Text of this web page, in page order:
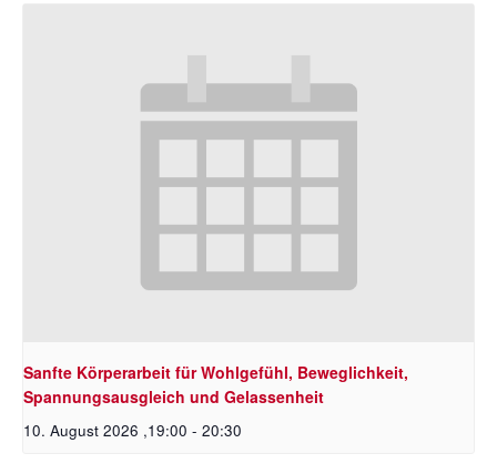
Sanfte Körperarbeit für Wohlgefühl, Beweglichkeit,
Spannungsausgleich und Gelassenheit
10. August 2026 ,19:00 - 20:30